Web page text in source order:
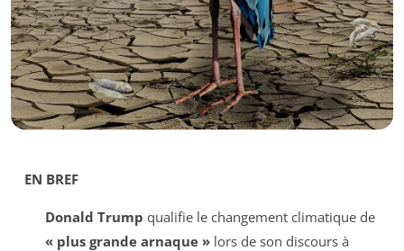
EN BREF
Donald Trump qualifie le changement climatique de
« plus grande arnaque »lors de son discours à